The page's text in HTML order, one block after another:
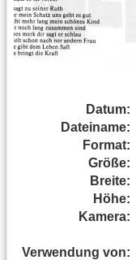
Datum:
Dateiname:
Format:
Größe:
Breite:
Höhe:
Kamera:
Verwendung von: